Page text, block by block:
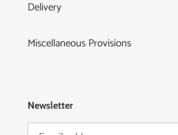
Delivery
Miscellaneous Provisions
Newsletter